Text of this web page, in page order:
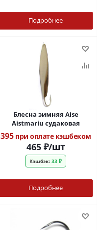
Подробнее
Блесна зимняя Aise
Aistmariu судаковая
395при оплате кэшбеком
465₽/шт
Кэшбэк: 33 ₽
Подробнее